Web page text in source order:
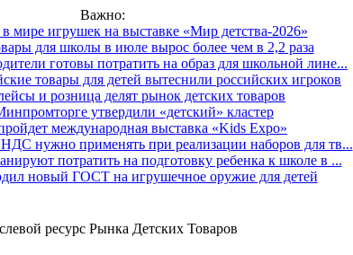
Важно:
мире игрушек на выставке «Мир детства-2026»
для школы в июле вырос более чем в 2,2 раза
готовы потратить на образ для школьной лине...
товары для детей вытеснили российских игроков
и розница делят рынок детских товаров
утвердили «детский» кластер
международная выставка «Kids Expo»
нужно применять при реализации наборов для тв...
потратить на подготовку ребенка к школе в ...
новый ГОСТ на игрушечное оружие для детей
ресурс Рынка Детских Товаров